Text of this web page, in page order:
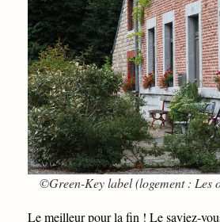
©Green-Key label (logement : Les
Le meilleur pour la fin ! Le saviez-